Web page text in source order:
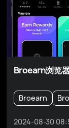
Broearn浏览
Broearn
2024-08-30